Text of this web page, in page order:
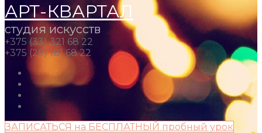
АРТ-КВАРТАЛ
студия искусств
+375 (33) 321 68 22
+375 (29) 181 68 22
ЗАПИСАТЬСЯ на БЕСПЛАТНЫЙ пробный урок